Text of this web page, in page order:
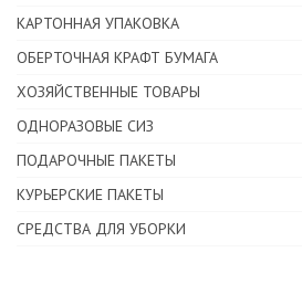
КАРТОННАЯ УПАКОВКА
ОБЕРТОЧНАЯ КРАФТ БУМАГА
ХОЗЯЙСТВЕННЫЕ ТОВАРЫ
ОДНОРАЗОВЫЕ СИЗ
ПОДАРОЧНЫЕ ПАКЕТЫ
КУРЬЕРСКИЕ ПАКЕТЫ
СРЕДСТВА ДЛЯ УБОРКИ